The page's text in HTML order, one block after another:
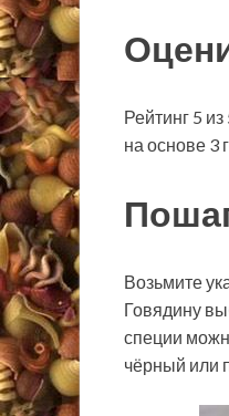
Рейтинг 5 из
на основе 3
Возьмите
Говядину
специи
чёрный или